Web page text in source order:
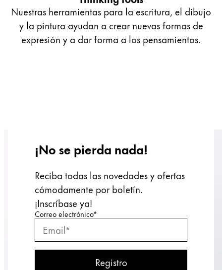
Nuestras herramientas para la escritura, el dibujo
y la pintura ayudan a crear nuevas formas de
expresión y a dar forma a los pensamientos.
¡No se pierda nada!
Reciba todas las novedades y ofertas
cómodamente por boletín.
¡Inscríbase ya!
Introduzca su correo electrónico
Correo electrónico*
Introduzca su correo electrónico para suscribirse
Registro
Suscribirse al boletín